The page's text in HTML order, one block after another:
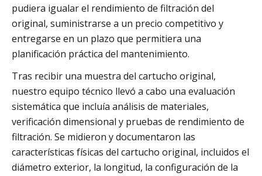
pudiera igualar el rendimiento de filtración del
original, suministrarse a un precio competitivo y
entregarse en un plazo que permitiera una
planificación práctica del mantenimiento.
Tras recibir una muestra del cartucho original,
nuestro equipo técnico llevó a cabo una evaluación
sistemática que incluía análisis de materiales,
verificación dimensional y pruebas de rendimiento de
filtración. Se midieron y documentaron las
características físicas del cartucho original, incluidos el
diámetro exterior, la longitud, la configuración de la